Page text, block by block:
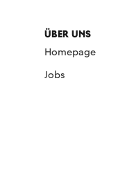
ÜBER UNS
Homepage
Jobs